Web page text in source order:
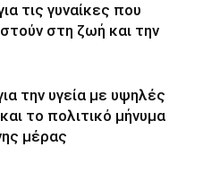
τις γυναίκες που
στη ζωή και την
την υγεία με υψηλές
το πολιτικό μήνυμα
μέρας